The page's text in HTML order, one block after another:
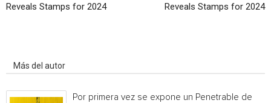
Reveals Stamps for 2024
Reveals Stamps for 2024
Más del autor
Por primera vez se expone un Penetrable de